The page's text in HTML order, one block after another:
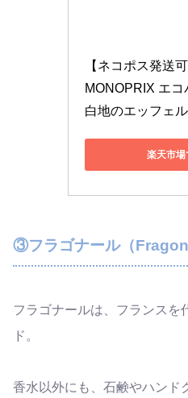
【ネコポス発送
MONOPRIX エ
白地のエッフェ
楽天市場
③フラゴナール（
フラゴナールは、フランスを
ド。
香水以外にも、石鹸やハンド